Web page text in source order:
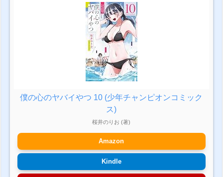
僕の心のヤバイやつ 10 (少年チャンピオンコミック
ス)
桜井のりお (著)
Amazon
Kindle